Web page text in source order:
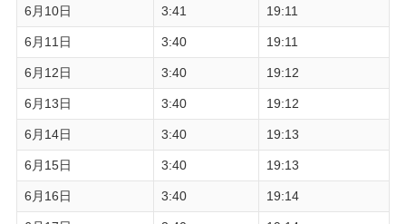
6月10日 3:41 19:11
6月11日 3:40 19:11
6月12日 3:40 19:12
6月13日 3:40 19:12
6月14日 3:40 19:13
6月15日 3:40 19:13
6月16日 3:40 19:14